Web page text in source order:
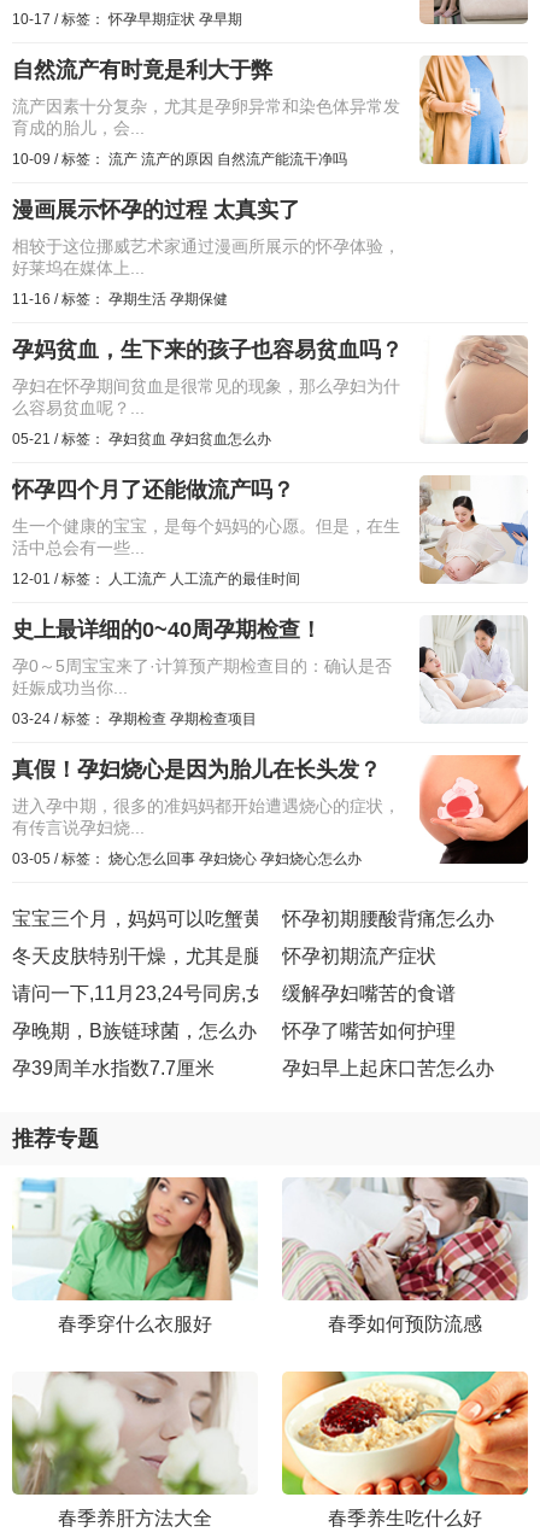
10-17 /标签：怀孕早期症状 孕早期
自然流产有时竟是利大于弊
流产因素十分复杂，尤其是孕卵异常和染色体异常发
育成的胎儿，会...
10-09 /标签： 流产 流产的原因 自然流产能流干净吗
漫画展示怀孕的过程 太真实了
相较于这位挪威艺术家通过漫画所展示的怀孕体验，
好莱坞在媒体上...
11-16 /标签： 孕期生活 孕期保健
孕妈贫血，生下来的孩子也容易贫血吗？
孕妇在怀孕期间贫血是很常见的现象，那么孕妇为什
么容易贫血呢？...
05-21 /标签： 孕妇贫血 孕妇贫血怎么办
怀孕四个月了还能做流产吗？
生一个健康的宝宝，是每个妈妈的心愿。但是，在生
活中总会有一些...
12-01 /标签： 人工流产 人工流产的最佳时间
史上最详细的0~40周孕期检查！
孕0～5周宝宝来了·计算预产期检查目的：确认是否
妊娠成功当你...
03-24 /标签： 孕期检查 孕期检查项目
真假！孕妇烧心是因为胎儿在长头发？
进入孕中期，很多的准妈妈都开始遭遇烧心的症状，
有传言说孕妇烧...
03-05 /标签： 烧心怎么回事 孕妇烧心 孕妇烧心怎么办
宝宝三个月，妈妈可以吃蟹黄虾仁的饺子么？
冬天皮肤特别干燥，尤其是腿部上都长蛇皮纹了，有时还会
请问一下,11月23,24号同房,女方在30号喝酒了,会对怀孕有影
孕晚期，B族链球菌，怎么办？
孕39周羊水指数7.7厘米
怀孕初期腰酸背痛怎么办
怀孕初期流产症状
缓解孕妇嘴苦的食谱
怀孕了嘴苦如何护理
孕妇早上起床口苦怎么办
推荐专题
春季穿什么衣服好 春季如何预防流感
春季养肝方法大全 春季养生吃什么好